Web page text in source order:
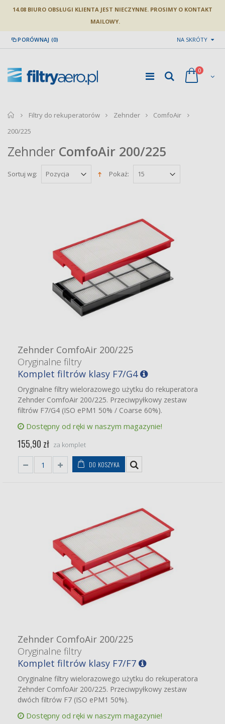
14.08 BIURO OBSŁUGI KLIENTA JEST NIECZYNNE. PROSIMY O KONTAKT
MAILOWY.
PORÓWNAJ (0) NA SKRÓTY
0
home
Filtry do rekuperatorów Zehnder
ComfoAir
200/225
Zehnder ComfoAir 200/225
Sortuj wg: Pokaż:
Zehnder ComfoAir 200/225
Oryginalne filtry
Komplet filtrów klasy F7/G4
Oryginalne filtry wielorazowego użytku do rekuperatora
Zehnder ComfoAir 200/225. Przeciwpyłkowy zestaw
filtrów F7/G4 (ISO ePM1 50% / Coarse 60%).
Dostępny od ręki w naszym magazynie!
155,90 zł za komplet
DO KOSZYKA
Zehnder ComfoAir 200/225
Oryginalne filtry
Komplet filtrów klasy F7/F7
Oryginalne filtry wielorazowego użytku do rekuperatora
Zehnder ComfoAir 200/225. Przeciwpyłkowy zestaw
dwóch filtrów F7 (ISO ePM1 50%).
Dostępny od ręki w naszym magazynie!